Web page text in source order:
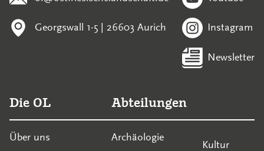
Georgswall 1-5 | 26603 Aurich Instagram
Newsletter
Die OL
Über uns
Abteilungen
Archäologie
Kultur